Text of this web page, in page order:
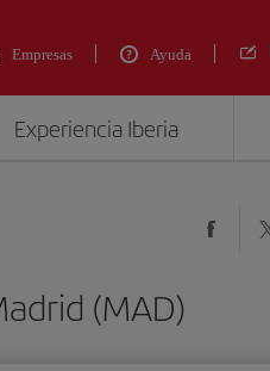
Empresas Ayuda
Experiencia Iberia
(MAD)